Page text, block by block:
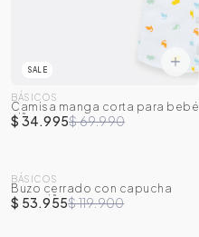
SALE
BÁSICOS
Camisa manga corta para bebé
niño
$ 34.995$ 69.990
-55 %
BÁSICOS
Buzo cerrado con capucha
para niña
$ 53.955$ 119.900